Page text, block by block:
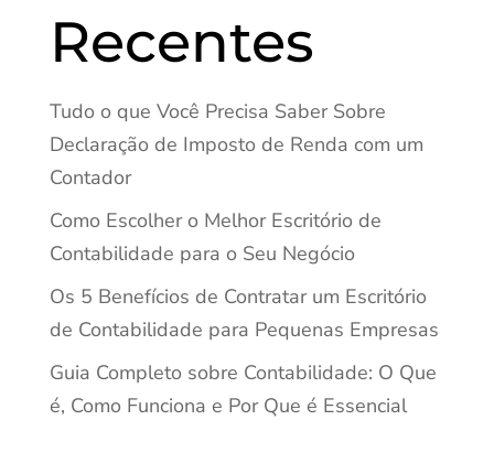
Recentes
Tudo o que Você Precisa Saber Sobre
Declaração de Imposto de Renda com um
Contador
Como Escolher o Melhor Escritório de
Contabilidade para o Seu Negócio
Os 5 Benefícios de Contratar um Escritório
de Contabilidade para Pequenas Empresas
Guia Completo sobre Contabilidade: O Que
é, Como Funciona e Por Que é Essencial